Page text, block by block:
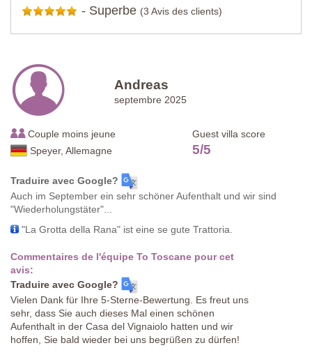
- Superbe (3 Avis des clients)
Andreas
septembre 2025
Couple moins jeune
Speyer, Allemagne
Guest villa score
5/5
Traduire avec Google?
Auch im September ein sehr schöner Aufenthalt und wir sind
"Wiederholungstäter"...
"La Grotta della Rana" ist eine se gute Trattoria.
Commentaires de l'équipe To Toscane pour cet
avis:
Traduire avec Google?
Vielen Dank für Ihre 5-Sterne-Bewertung. Es freut uns
sehr, dass Sie auch dieses Mal einen schönen
Aufenthalt in der Casa del Vignaiolo hatten und wir
hoffen, Sie bald wieder bei uns begrüßen zu dürfen!